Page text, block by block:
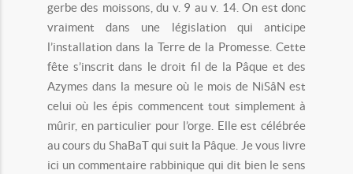
gerbe des moissons, du v. 9 au v. 14. On est donc
vraiment dans une législation qui anticipe
l’installation dans la Terre de la Promesse. Cette
fête s’inscrit dans le droit fil de la Pâque et des
Azymes dans la mesure où le mois de NiSâN est
celui où les épis commencent tout simplement à
mûrir, en particulier pour l’orge. Elle est célébrée
au cours du ShaBaT qui suit la Pâque. Je vous livre
ici un commentaire rabbinique qui dit bien le sens